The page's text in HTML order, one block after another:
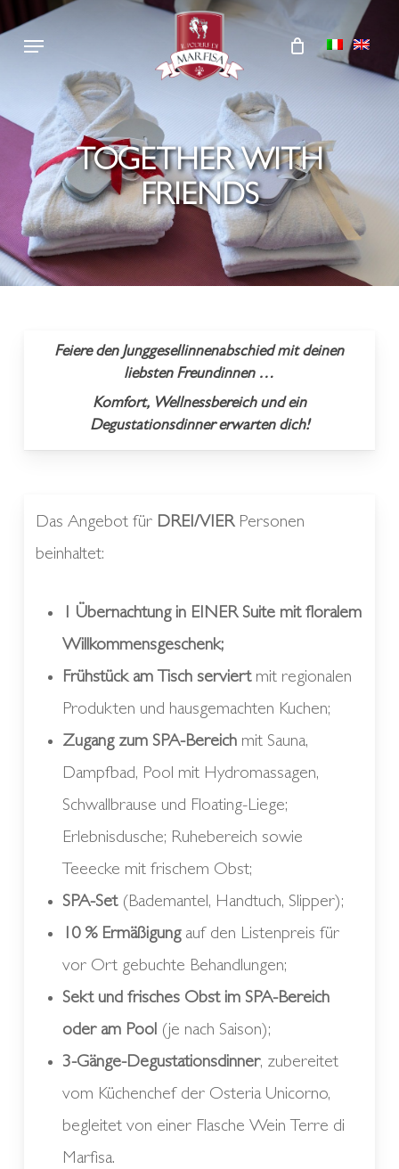
content
Menu
TOGETHER WITH
FRIENDS
Feiere den Junggesellinnenabschied mit deinen
liebsten Freundinnen …
Komfort, Wellnessbereich und ein
Degustationsdinner erwarten dich!
Das Angebot für DREI/VIERPersonen
beinhaltet:
1 Übernachtung in EINER Suite mit floralem
Willkommensgeschenk;
Frühstück am Tisch serviertmit regionalen
Produkten und hausgemachten Kuchen;
Zugang zum SPA-Bereich mit Sauna,
Dampfbad, Pool mit Hydromassagen,
Schwallbrause und Floating-Liege;
Erlebnisdusche; Ruhebereich sowie
Teeecke mit frischem Obst;
SPA-Set(Bademantel, Handtuch, Slipper);
10 % Ermäßigungauf den Listenpreis für
vor Ort gebuchte Behandlungen;
Sekt und frisches Obst im SPA-Bereich
oder am Pool (je nach Saison);
3-Gänge-Degustationsdinner, zubereitet
vom Küchenchef der Osteria Unicorno,
begleitet von einer Flasche Wein Terre di
Marfisa.